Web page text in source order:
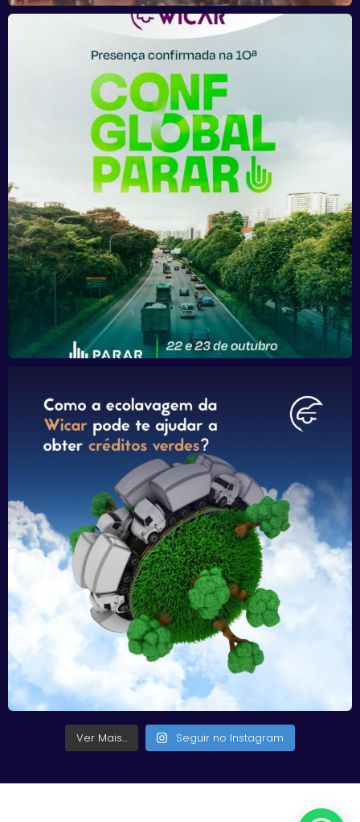
Ver Mais... Seguir no Instagram